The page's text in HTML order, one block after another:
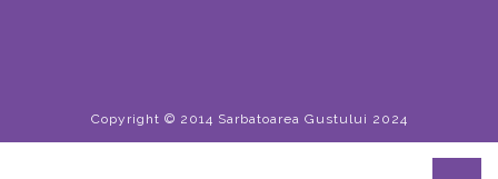
Copyright © 2014 Sarbatoarea Gustului 2024